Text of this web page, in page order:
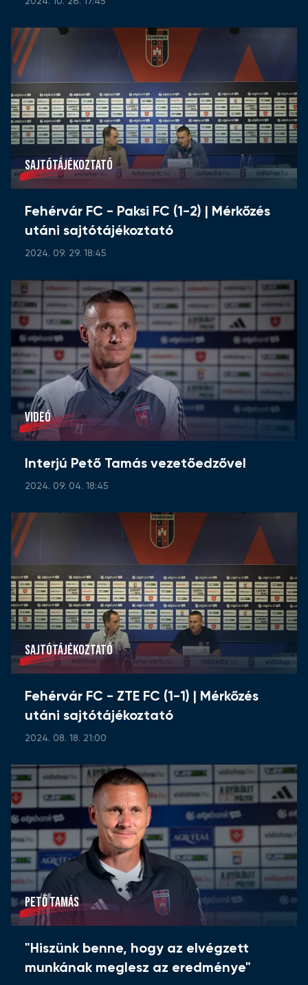
SAJTÓTÁJÉKOZTATÓ
Fehérvár FC - Paksi FC (1-2) | Mérkőzés
utáni sajtótájékoztató
2024. 09. 29. 18:45
VIDEÓ
Interjú Pető Tamás vezetőedzővel
2024. 09. 04. 18:45
SAJTÓTÁJÉKOZTATÓ
Fehérvár FC - ZTE FC (1-1) | Mérkőzés
utáni sajtótájékoztató
2024. 08. 18. 21:00
PETŐ TAMÁS
"Hiszünk benne, hogy az elvégzett
munkának meglesz az eredménye"